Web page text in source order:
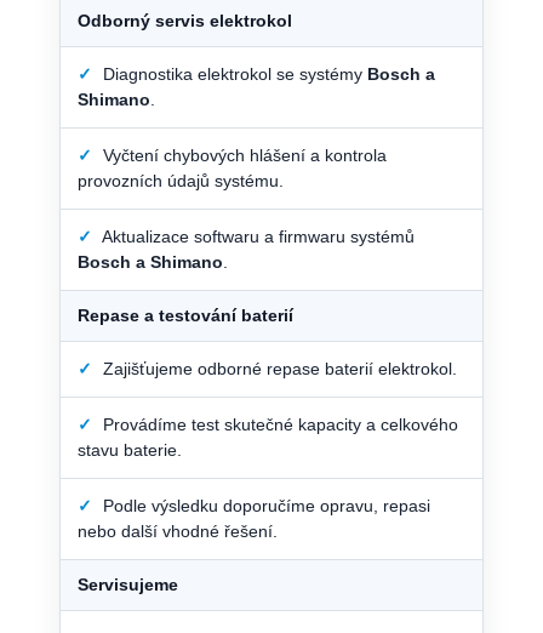
Odborný servis elektrokol
✓ Diagnostika elektrokol se systémy Bosch a
Shimano
✓
Vyčtení chybových hlášení a kontrola
provozních údajů systému.
✓
Aktualizace softwaru a firmwaru systémů
Bosch a Shimano
Repase a testování baterií
✓ Zajišťujeme odborné repase baterií elektrokol.
✓
Provádíme test skutečné kapacity a celkového
stavu baterie.
✓
Podle výsledku doporučíme opravu, repasi
nebo další vhodné řešení.
Servisujeme